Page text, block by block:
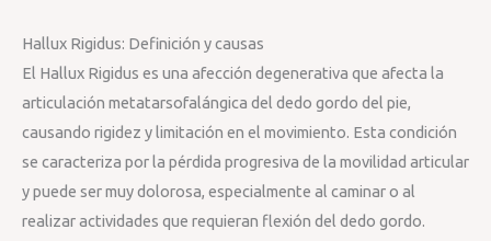
Hallux Rigidus: Definición y causas
El Hallux Rigidus es una afección degenerativa que afecta la
articulación metatarsofalángica del dedo gordo del pie,
causando rigidez y limitación en el movimiento. Esta condición
se caracteriza por la pérdida progresiva de la movilidad articular
y puede ser muy dolorosa, especialmente al caminar o al
realizar actividades que requieran flexión del dedo gordo.